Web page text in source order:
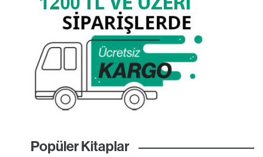
Popüler Kitaplar